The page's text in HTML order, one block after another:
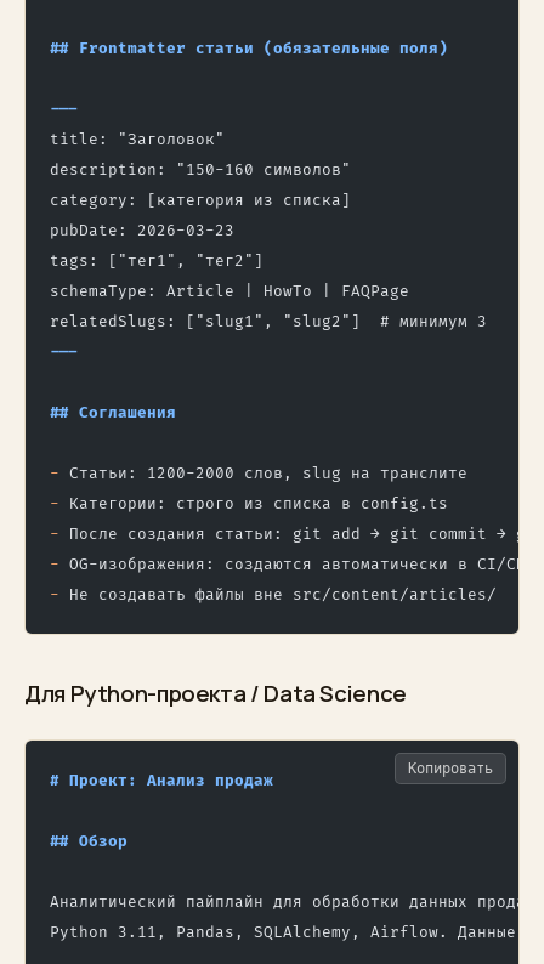
## Frontmatter статьи (обязательные поля)
---
title: "Заголовок"
description: "150-160 символов"
category: [категория из списка]
pubDate: 2026-03-23
tags: ["тег1", "тег2"]
schemaType: Article | HowTo | FAQPage
relatedSlugs: ["slug1", "slug2"]  # минимум 3
---
## Соглашения
- Статьи: 1200-2000 слов, slug на транслите
- Категории: строго из списка в config.ts
- После создания статьи: git add → git commit →
- OG-изображения: создаются автоматически в CI/CD
- Не создавать файлы вне src/content/articles/
Для Python-проекта / Data Science
# Проект: Анализ продаж
## Обзор
Аналитический пайплайн для обработки данных
Python 3.11, Pandas, SQLAlchemy, Airflow. Данные:
Копировать